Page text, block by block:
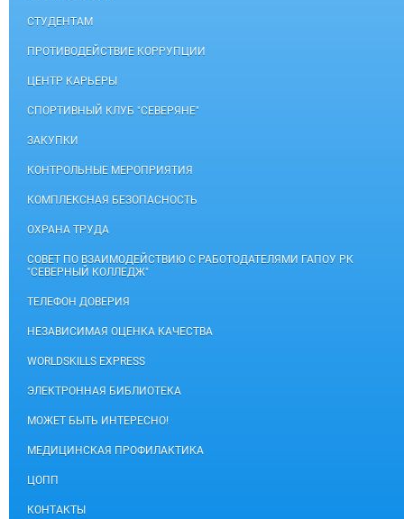
СТУДЕНТАМ
ПРОТИВОДЕЙСТВИЕ КОРРУПЦИИ
ЦЕНТР КАРЬЕРЫ
СПОРТИВНЫЙ КЛУБ "СЕВЕРЯНЕ"
ЗАКУПКИ
КОНТРОЛЬНЫЕ МЕРОПРИЯТИЯ
КОМПЛЕКСНАЯ БЕЗОПАСНОСТЬ
ОХРАНА ТРУДА
СОВЕТ ПО ВЗАИМОДЕЙСТВИЮ С РАБОТОДАТЕЛЯМИ ГАПОУ РК
"СЕВЕРНЫЙ КОЛЛЕДЖ"
ТЕЛЕФОН ДОВЕРИЯ
НЕЗАВИСИМАЯ ОЦЕНКА КАЧЕСТВА
WORLDSKILLS EXPRESS
ЭЛЕКТРОННАЯ БИБЛИОТЕКА
МОЖЕТ БЫТЬ ИНТЕРЕСНО!
МЕДИЦИНСКАЯ ПРОФИЛАКТИКА
ЦОПП
КОНТАКТЫ